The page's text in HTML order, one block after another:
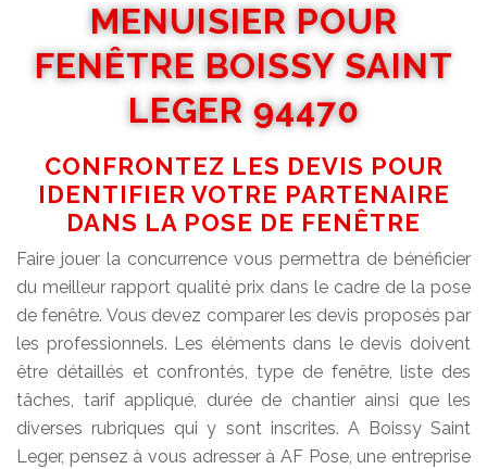
MENUISIER POUR
FENÊTRE BOISSY SAINT
LEGER 94470
CONFRONTEZ LES DEVIS POUR
IDENTIFIER VOTRE PARTENAIRE
DANS LA POSE DE FENÊTRE
Faire jouer la concurrence vous permettra de bénéficier
du meilleur rapport qualité prix dans le cadre de la pose
de fenêtre. Vous devez comparer les devis proposés par
les professionnels. Les éléments dans le devis doivent
être détaillés et confrontés, type de fenêtre, liste des
tâches, tarif appliqué, durée de chantier ainsi que les
diverses rubriques qui y sont inscrites. A Boissy Saint
Leger, pensez à vous adresser à AF Pose, une entreprise